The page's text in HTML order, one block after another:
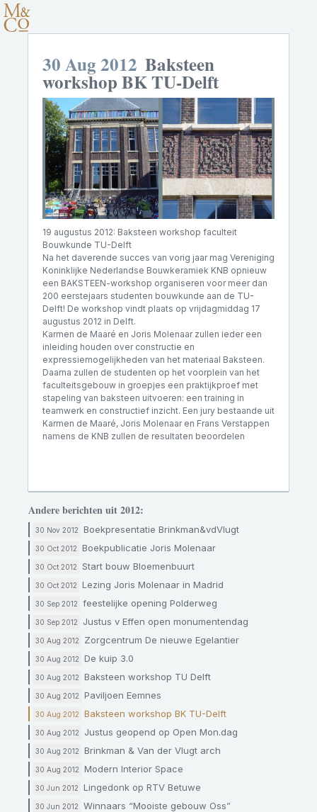
30 Aug 2012 Baksteen
workshop BK TU-Delft
19 augustus 2012: Baksteen workshop faculteit
Bouwkunde TU-Delft
Na het daverende succes van vorig jaar mag Vereniging
Koninklijke Nederlandse Bouwkeramiek KNB opnieuw
een BAKSTEEN-workshop organiseren voor meer dan
200 eerstejaars studenten bouwkunde aan de TU-
Delft! De workshop vindt plaats op vrijdagmiddag 17
augustus 2012 in Delft.
Karmen de Maaré en Joris Molenaar zullen ieder een
inleiding houden over constructie en
expressiemogelijkheden van het materiaal Baksteen.
Daarna zullen de studenten op het voorplein van het
faculteitsgebouw in groepjes een praktijkproef met
stapeling van baksteen uitvoeren: een training in
teamwerk en constructief inzicht. Een jury bestaande uit
Karmen de Maaré, Joris Molenaar en Frans Verstappen
namens de KNB zullen de resultaten beoordelen
Andere berichten uit 2012:
30 Nov 2012 Boekpresentatie Brinkman&vdVlugt
30 Oct 2012 Boekpublicatie Joris Molenaar
30 Oct 2012 Start bouw Bloemenbuurt
30 Oct 2012 Lezing Joris Molenaar in Madrid
30 Sep 2012 feestelijke opening Polderweg
30 Sep 2012 Justus v Effen open monumentendag
30 Aug 2012 Zorgcentrum De nieuwe Egelantier
30 Aug 2012 De kuip 3.0
30 Aug 2012 Baksteen workshop TU Delft
30 Aug 2012 Paviljoen Eemnes
30 Aug 2012 Baksteen workshop BK TU-Delft
30 Aug 2012 Justus geopend op Open Mon.dag
30 Aug 2012 Brinkman & Van der Vlugt arch
30 Aug 2012 Modern Interior Space
30 Jun 2012 Lingedonk op RTV Betuwe
30 Jun 2012 Winnaars “Mooiste gebouw Oss”